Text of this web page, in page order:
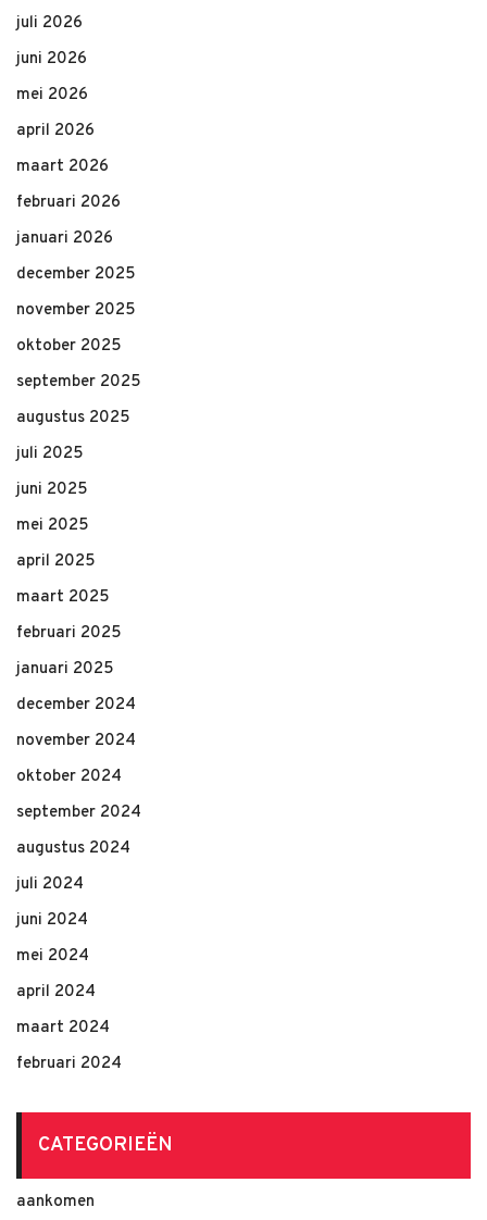
juli 2026
juni 2026
mei 2026
april 2026
maart 2026
februari 2026
januari 2026
december 2025
november 2025
oktober 2025
september 2025
augustus 2025
juli 2025
juni 2025
mei 2025
april 2025
maart 2025
februari 2025
januari 2025
december 2024
november 2024
oktober 2024
september 2024
augustus 2024
juli 2024
juni 2024
mei 2024
april 2024
maart 2024
februari 2024
CATEGORIEËN
aankomen